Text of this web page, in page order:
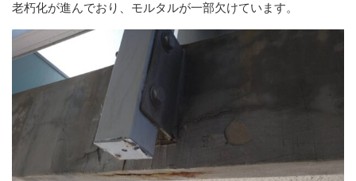
老朽化が進んでおり、モルタルが一部欠けています。